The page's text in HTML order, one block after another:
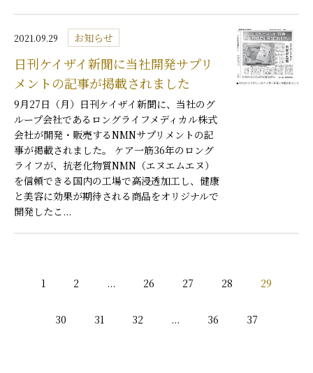
2021.09.29 お知らせ
日刊ケイザイ新聞に当社開発サプリ
メントの記事が掲載されました
9月27日（月）日刊ケイザイ新聞に、当社のグ
ループ会社であるロングライフメディカル株式
会社が開発・販売するNMNサプリメントの記
事が掲載されました。 ケア一筋36年のロング
ライフが、抗老化物質NMN（エヌエムエヌ）
を信頼できる国内の工場で高浸透加工し、健康
と美容に効果が期待される商品をオリジナルで
開発したこ...
1 2 ... 26 27 28 29
30 31 32 ... 36 37